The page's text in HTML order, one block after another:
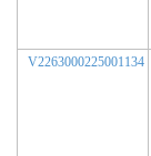
V2263000225001134